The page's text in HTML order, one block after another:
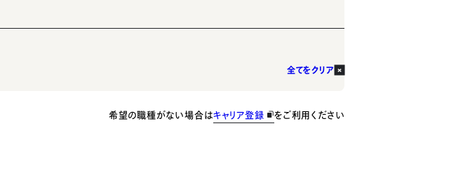
全てをクリア
希望の職種がない場合はキャリア登録 をご利用ください